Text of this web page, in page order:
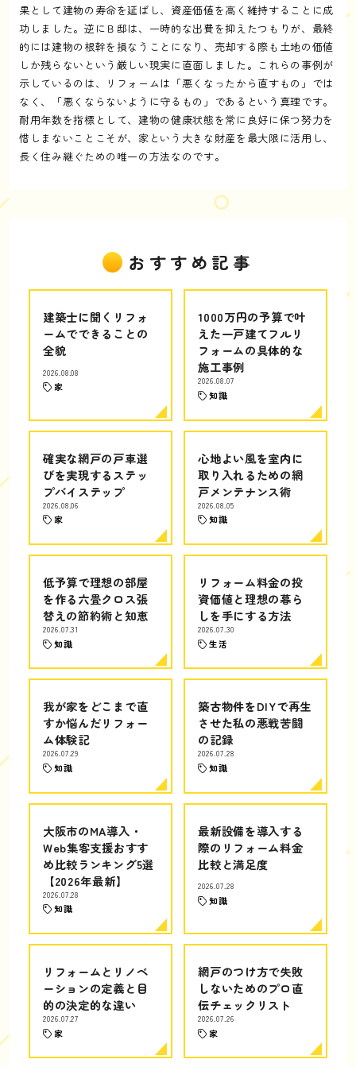
果として建物の寿命を延ばし、資産価値を高く維持することに成
功しました。逆にＢ邸は、一時的な出費を抑えたつもりが、最終
的には建物の根幹を損なうことになり、売却する際も土地の価値
しか残らないという厳しい現実に直面しました。これらの事例が
示しているのは、リフォームは「悪くなったから直すもの」では
なく、「悪くならないように守るもの」であるという真理です。
耐用年数を指標として、建物の健康状態を常に良好に保つ努力を
惜しまないことこそが、家という大きな財産を最大限に活用し、
長く住み継ぐための唯一の方法なのです。
おすすめ記事
建築士に聞くリフォ
ームでできることの
全貌
2026.08.08
家
1000万円の予算で叶
えた一戸建てフルリ
フォームの具体的な
施工事例
2026.08.07
知識
確実な網戸の戸車選
びを実現するステッ
プバイステップ
2026.08.06
家
心地よい風を室内に
取り入れるための網
戸メンテナンス術
2026.08.05
知識
低予算で理想の部屋
を作る六畳クロス張
替えの節約術と知恵
2026.07.31
知識
リフォーム料金の投
資価値と理想の暮ら
しを手にする方法
2026.07.30
生活
我が家をどこまで直
すか悩んだリフォー
ム体験記
2026.07.29
知識
築古物件をDIYで再生
させた私の悪戦苦闘
の記録
2026.07.28
知識
大阪市のMA導入・
Web集客支援おすす
め比較ランキング5選
【2026年最新】
2026.07.28
知識
最新設備を導入する
際のリフォーム料金
比較と満足度
2026.07.28
知識
リフォームとリノベ
ーションの定義と目
的の決定的な違い
2026.07.27
家
網戸のつけ方で失敗
しないためのプロ直
伝チェックリスト
2026.07.26
家